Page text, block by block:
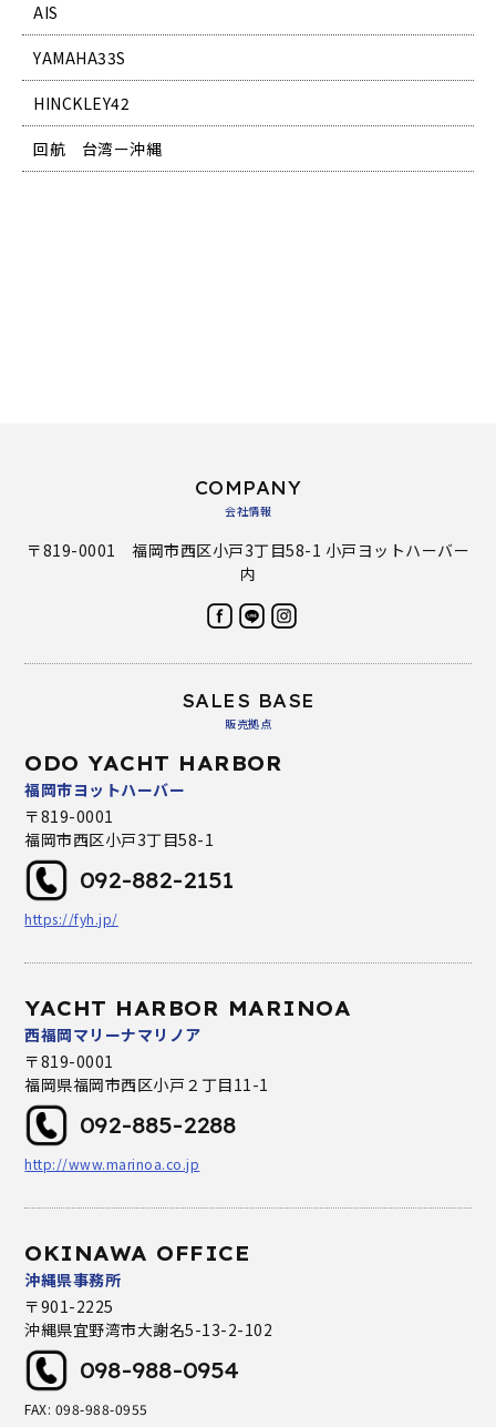
AIS
YAMAHA33S
HINCKLEY42
回航 台湾ー沖縄
会社情報
COMPANY
〒819-0001 福岡市西区小戸3丁目58-1 小戸ヨットハーバー
内
販売拠点
SALES BASE
福岡市ヨットハーバー
ODO YACHT HARBOR
〒819-0001
福岡市西区小戸3丁目58-1
092-882-2151
https://fyh.jp/
西福岡マリーナマリノア
YACHT HARBOR MARINOA
〒819-0001
福岡県福岡市西区小戸２丁目11-1
092-885-2288
http://www.marinoa.co.jp
沖縄県事務所
OKINAWA OFFICE
〒901-2225
沖縄県宜野湾市大謝名5-13-2-102
098-988-0954
FAX: 098-988-0955